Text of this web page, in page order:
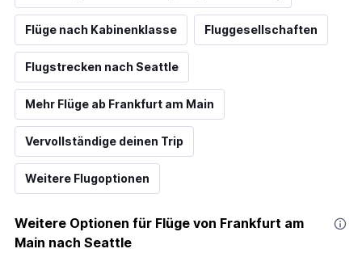
Flüge nach Kabinenklasse Fluggesellschaften
Flugstrecken nach Seattle
Mehr Flüge ab Frankfurt am Main
Vervollständige deinen Trip
Weitere Flugoptionen
Weitere Optionen für Flüge von Frankfurt am
Main nach Seattle